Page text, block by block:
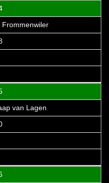
Frommenwiler
van Lagen